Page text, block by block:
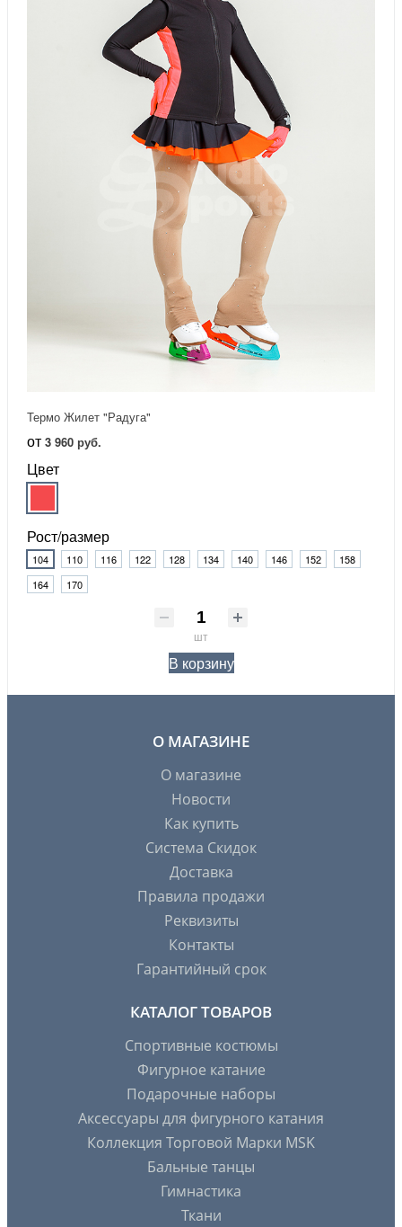
Термо Жилет "Радуга"
от 3 960 руб.
Цвет
Рост/размер
104 110 116 122 128 134 140 146 152
158
164
170
шт
В корзину
О МАГАЗИНЕ
О магазине
Новости
Как купить
Система Скидок
Доставка
Правила продажи
Реквизиты
Контакты
Гарантийный срок
КАТАЛОГ ТОВАРОВ
Спортивные костюмы
Фигурное катание
Подарочные наборы
Аксессуары для фигурного катания
Коллекция Торговой Марки MSK
Бальные танцы
Гимнастика
Ткани